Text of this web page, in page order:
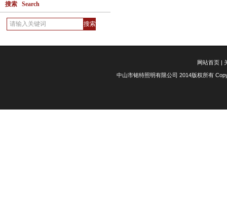
搜索 Search
网站首页|
中山市铭特照明有限公司 2014版权所有